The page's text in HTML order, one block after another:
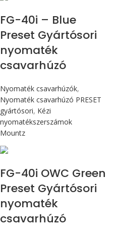
FG-40i – Blue
Preset Gyártósori
nyomaték
csavarhúzó
Nyomaték csavarhúzók,
Nyomaték csavarhúzó PRESET
gyártósori, Kézi
nyomatékszerszámok
Mountz
FG-40i OWC Green
Preset Gyártósori
nyomaték
csavarhúzó